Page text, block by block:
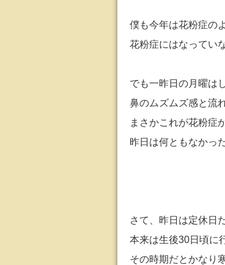
僕も今年は花粉症の
花粉症にはなってい
でも一昨日の月曜は
鼻のムズムズ感と流
まさかこれが花粉症
昨日は何ともなかっ
さて、昨日は定休日
本来は生後30日頃に
その時期だとかなり